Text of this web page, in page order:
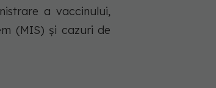
a vaccinului,
(MIS) și cazuri de